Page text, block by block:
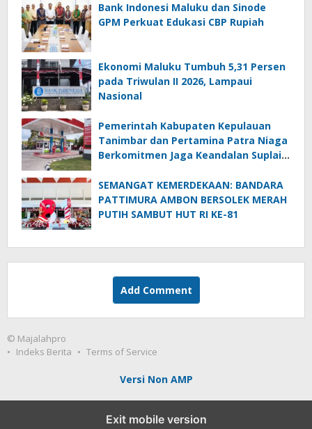
Bank Indonesi Maluku dan Sinode
GPM Perkuat Edukasi CBP Rupiah
Ekonomi Maluku Tumbuh 5,31 Persen
pada Triwulan II 2026, Lampaui
Nasional
Pemerintah Kabupaten Kepulauan
Tanimbar dan Pertamina Patra Niaga
Berkomitmen Jaga Keandalan Suplai
SEMANGAT KEMERDEKAAN: BANDARA
PATTIMURA AMBON BERSOLEK MERAH
PUTIH SAMBUT HUT RI KE-81
Add Comment
© Majalahpro
Indeks Berita
Terms of Service
Versi Non AMP
Exit mobile version